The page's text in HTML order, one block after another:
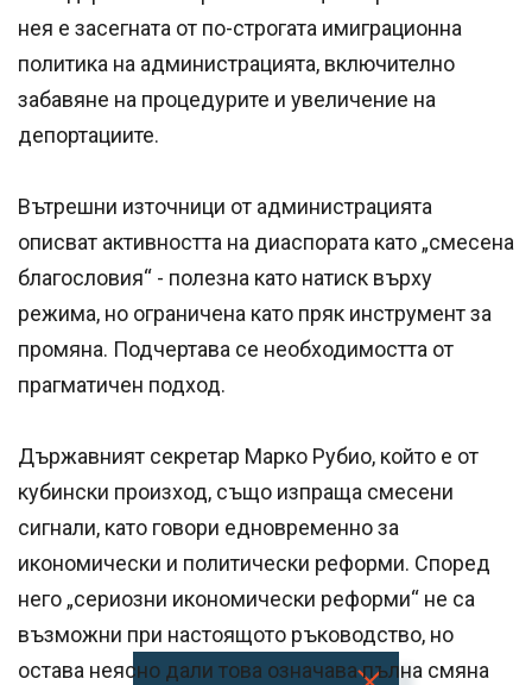
нея е засегната от по-строгата имиграционна
политика на администрацията, включително
забавяне на процедурите и увеличение на
депортациите.
Вътрешни източници от администрацията
описват активността на диаспората като „смесена
благословия“ - полезна като натиск върху
режима, но ограничена като пряк инструмент за
промяна. Подчертава се необходимостта от
прагматичен подход.
Държавният секретар Марко Рубио, който е от
кубински произход, също изпраща смесени
сигнали, като говори едновременно за
икономически и политически реформи. Според
него „сериозни икономически реформи“ не са
възможни при настоящото ръководство, но
остава неясно дали това означава пълна смяна